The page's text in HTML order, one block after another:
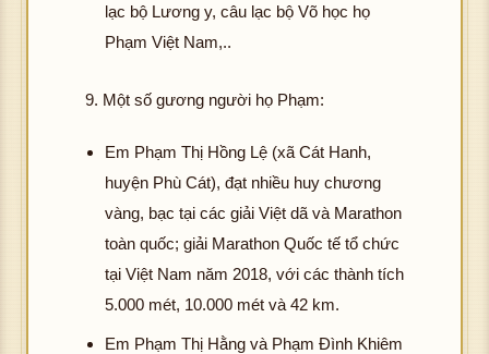
lạc bộ Lương y, câu lạc bộ Võ học họ
Phạm Việt Nam,..
9. Một số gương người họ Phạm:
Em Phạm Thị Hồng Lệ (xã Cát Hanh,
huyện Phù Cát), đạt nhiều huy chương
vàng, bạc tại các giải Việt dã và Marathon
toàn quốc; giải Marathon Quốc tế tổ chức
tại Việt Nam năm 2018, với các thành tích
5.000 mét, 10.000 mét và 42 km.
Em Phạm Thị Hằng và Phạm Đình Khiêm